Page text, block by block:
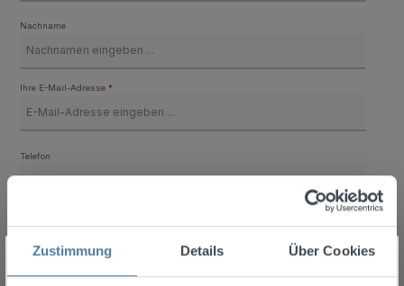
Zustimmung Details Über Cookies
Nachname
Ihre E-Mail-Adresse *
Telefon
Kommentar*
Altersprüfung